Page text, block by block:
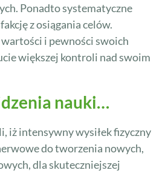
Ponadto systematyczne
z osiągania celów.
i pewności swoich
większej kontroli nad swoim
nauki…
iż intensywny wysiłek fizyczny
do tworzenia nowych,
dla skuteczniejszej